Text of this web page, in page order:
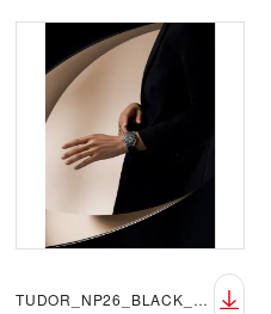
TUDOR_NP26_BLACK_BAY_58_LIFESTYLE_6